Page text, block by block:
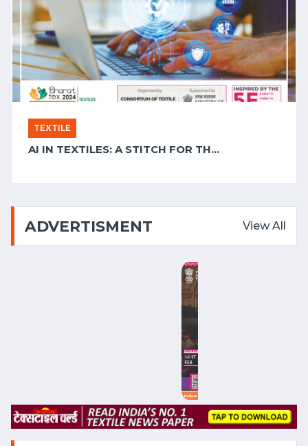
TEXTILE
AI IN TEXTILES: A STITCH FOR THE FUTURE
ADVERTISMENT View All